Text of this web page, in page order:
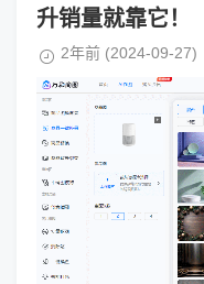
升销量就靠它！
2年前 (2024-09-27)